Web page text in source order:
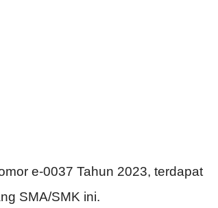
e-0037 Tahun 2023, terdapat
SMA/SMK ini.